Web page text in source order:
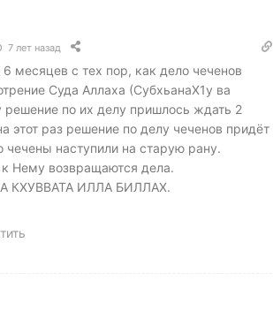
7 лет назад
месяцев с тех пор, как дело чеченов
Суда Аллаха (СубхьанаХ1у ва
решение по их делу пришлось ждать 2
этот раз решение по делу чеченов придёт
чечены наступили на старую рану.
Нему возвращаются дела.
КХУВВАТА ИЛЛА БИЛЛАХ.